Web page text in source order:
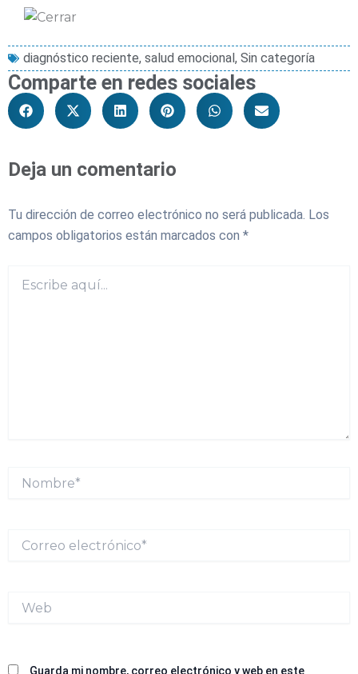
diagnóstico reciente, salud emocional , Sin categoría
Comparte en redes sociales
Deja un comentario
Tu dirección de correo electrónico no será publicada. Los
campos obligatorios están marcados con *
aquí...
Nombre*
electrónico*
Guarda mi nombre, correo electrónico y web en este